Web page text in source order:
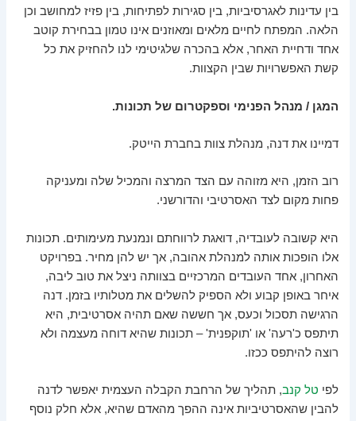
בין עדינות לאגרסיביות, בין סגירות לפתיחות, בין פזיז למחושב וכן
הלאה. המפתח לחיים מלאים ומאוזנים אינו טמון בבחירת קוטב
אחד ודחיית האחר, אלא בהכרה שלגיטימי לנו להחזיק את כל
קשת האפשרויות שבין הקצוות.
המגן / מנהל הפנימי וספקטרום של תכונות.
דמיינו את דנה, מנהלת צוות בחברת הייטק.
רוב הזמן, היא מזוהה עם הצד המרצה והמכיל שלה ומעניקה
פחות מקום לצד האסרטיבי והדורשני.
היא קשובה לעובדיה, דואגת לרווחתם ונמנעת מעימותים. תכונות
אלו הופכות אותה למנהלת אהובה, אך יש להן מחיר. בפרויקט
האחרון, אחד העובדים המרכזיים בצוותה ניצל את טוב ליבה,
איחר באופן קבוע ולא הספיק להשלים את מטלותיו בזמן. דנה
הרגישה תסכול וכעס, אך חששה שאם תהיה אסרטיבית, היא
תיתפס כ'רעה' או 'תוקפנית' – תכונות שהיא דוחה מעצמה ולא
רוצה להיתפס ככזו.
לפי טל קנב, תהליך של הרחבת הקבלה העצמית יאפשר לדנה
להבין שהאסרטיביות אינה ההפך מהאדם שהיא, אלא חלק נוסף